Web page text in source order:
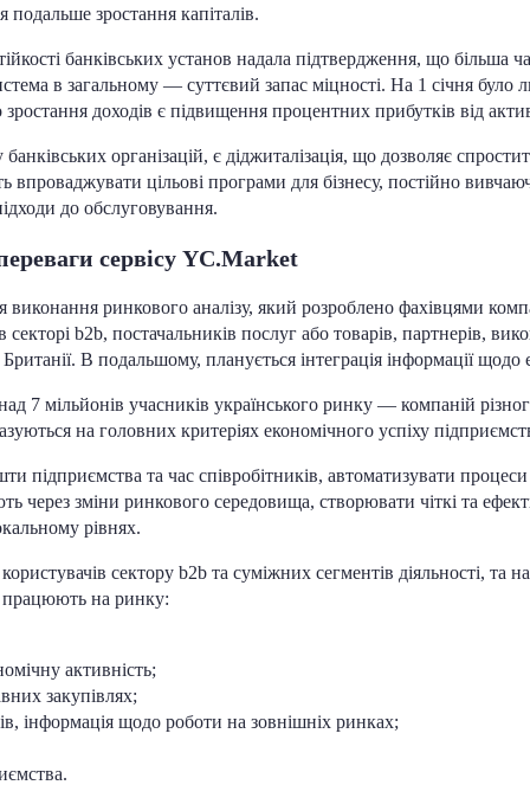
подальше зростання капіталів.
банківських установ надала підтвердження, що більша
в загальному — суттєвий запас міцності. На 1 січня
доходів є підвищення процентних прибутків від
організацій, є діджиталізація, що дозволяє
цільові програми для бізнесу, постійно
до обслуговування.
сервісу YC.Market
ринкового аналізу, який розроблено фахівцями
b2b, постачальників послуг або товарів, партнерів,
В подальшому, планується інтеграція інформації
7 мільйонів учасників українського ринку — компаній
на головних критеріях економічного успіху
підприємства та час співробітників, автоматизувати
через зміни ринкового середовища, створювати чіткі та
рівнях.
сектору b2b та суміжних сегментів діяльності, та
працюють на ринку:
активність;
закупівлях;
інформація щодо роботи на зовнішніх ринках;